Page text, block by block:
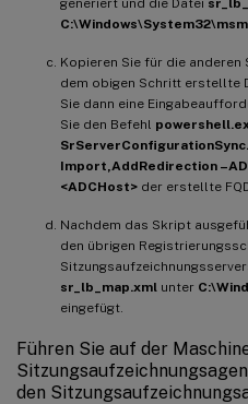
Kopieren Sie für die anderen
dem obigen Schritt erstellte
Sie dann eine
Sie den Befehl
Import,AddRedirection
<ADCHost> der erstellte
Nachdem das Skript
den übrigen
sr_lb_map.xml unter
eingefügt.
Führen Sie auf der
den